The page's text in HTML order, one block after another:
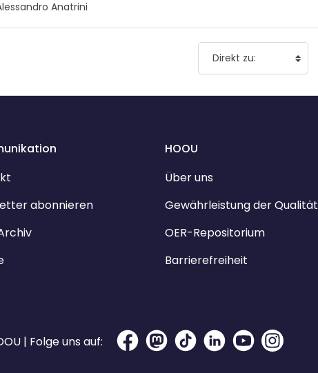
Anatrini
abonnieren
HOOU
Über uns
Gewährleistung der Qualität
OER-Repositorium
Barrierefreiheit
| Folge uns auf: